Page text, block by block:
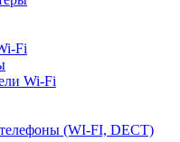
Fi
Wi-Fi
(WI-FI, DECT)